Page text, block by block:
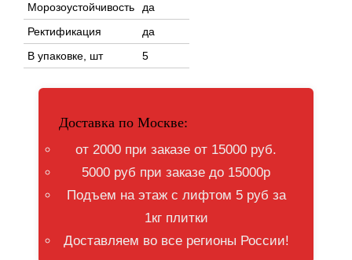
Морозоустойчивость
да
Ректификация
да
В упаковке, шт
5
Доставка по Москве:
от 2000 при заказе от 15000 руб.
5000 руб при заказе до 15000р
Подъем на этаж с лифтом 5 руб за
1кг плитки
Доставляем во все регионы России!